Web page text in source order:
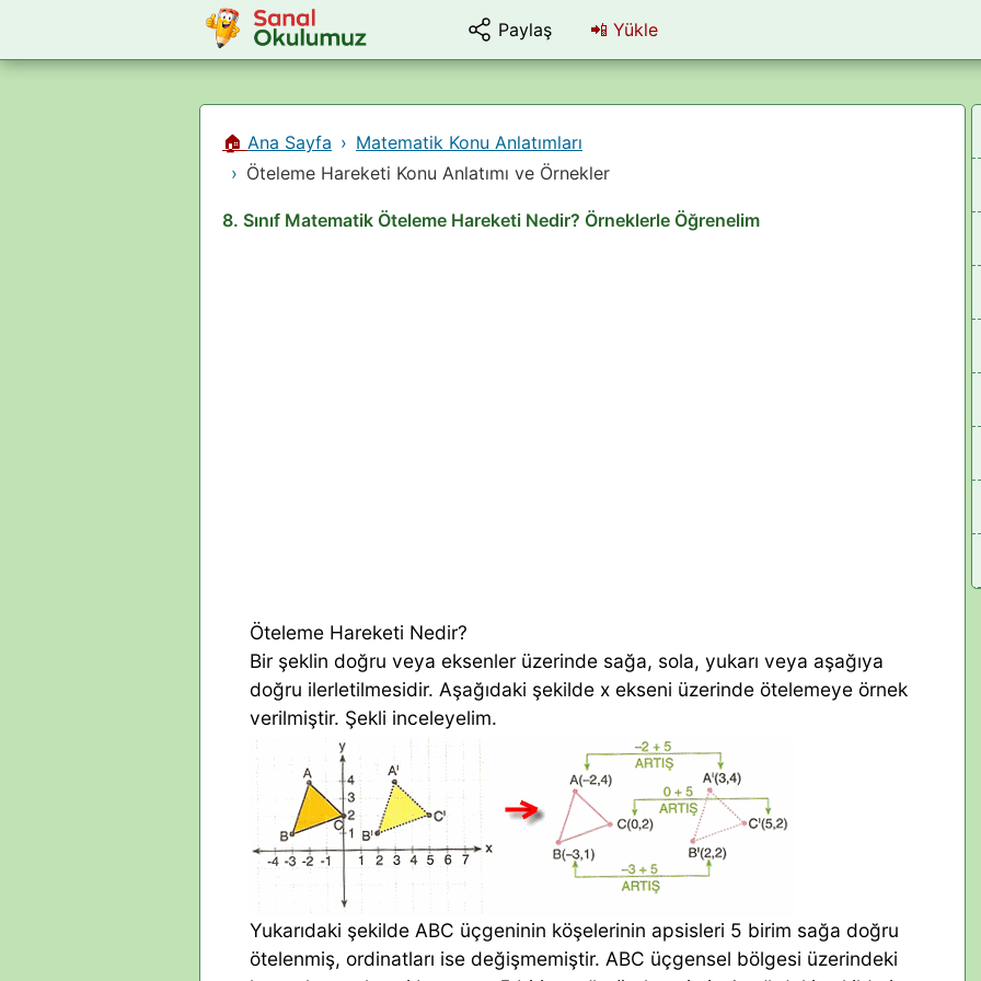
Paylaş 📲 Yükle
🏠 Ana Sayfa
Matematik Konu Anlatımları
Öteleme Hareketi Konu Anlatımı ve Örnekler
8. Sınıf Matematik Öteleme Hareketi Nedir? Örneklerle Öğrenelim
Öteleme Hareketi Nedir?
Bir şeklin doğru veya eksenler üzerinde sağa, sola, yukarı veya aşağıya
doğru ilerletilmesidir. Aşağıdaki şekilde x ekseni üzerinde ötelemeye örnek
verilmiştir. Şekli inceleyelim.
Yukarıdaki şekilde ABC üçgeninin köşelerinin apsisleri 5 birim sağa doğru
ötelenmiş, ordinatları ise değişmemiştir. ABC üçgensel bölgesi üzerindeki